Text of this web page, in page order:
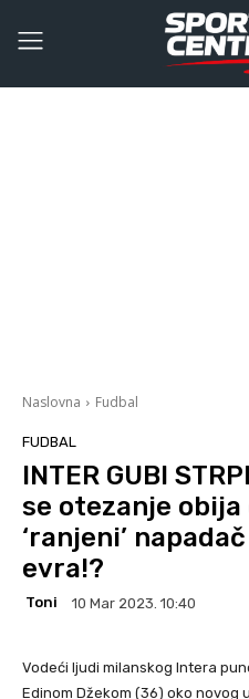
Naslovna Fudbal
FUDBAL
INTER GUBI
se otezanje
‘ranjeni’
evra!?
Toni 10 Mar 2023. 10:40
Vodeći ljudi milanskog Intera
Edinom Džekom (36) oko novog